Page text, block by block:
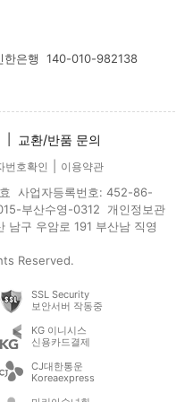
한은행 140-010-982138
교환/반품 문의
번호확인 이용약관
사업자등록번호: 452-86-
부산수영-0312 개인정보관
구 우암로 191 부산남 직영
Reserved.
SSL Security
보안서버 작동중
KG 이니시스
신용카드결제
CJ대한통운
Koreaexpress